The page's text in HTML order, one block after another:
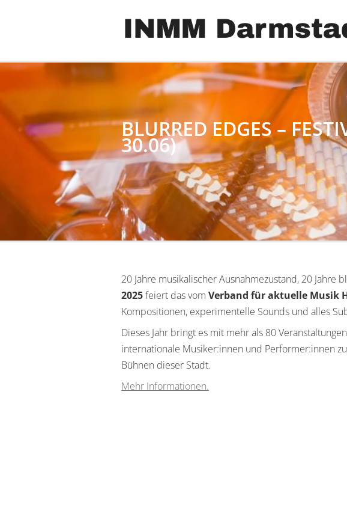
BLURRED EDGES –
30.06)
20 Jahre musikalischer Ausnahmezustand, 20 Jahre
2025feiert das vom Verband für aktuelle Musik
Kompositionen, experimentelle Sounds und alles
Dieses Jahr bringt es mit mehr als 80
internationale Musiker:innen und Performer:innen
Bühnen dieser Stadt.
Mehr Informationen.